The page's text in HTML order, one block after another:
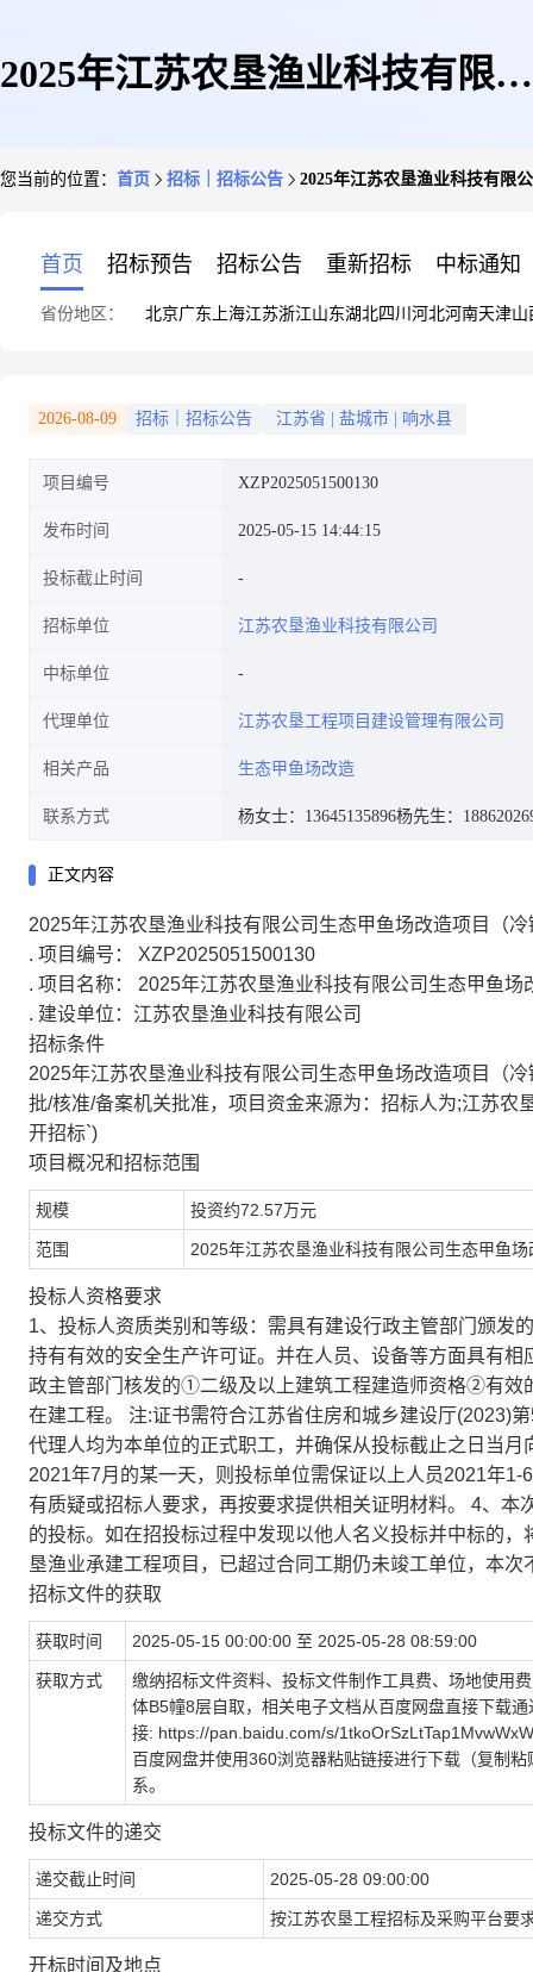
2025年江苏农垦渔业科技有限公
您当前的位置： 首页 招标｜招标公告 2025年江苏农垦渔业科技有限
首页 招标预告 招标公告 重新招标 中标通知
省份地区： 北京广东 上海江苏浙江山东湖北四川 河北河南天津山
2026-08-09 招标｜招标公告 江苏省 盐城市 响水县
项目编号 XZP2025051500130
发布时间 2025-05-15 14:44:15
投标截止时间
招标单位 江苏农垦渔业科技有限公司
中标单位
代理单位 江苏农垦工程项目建设管理有限公司
相关产品 生态甲鱼场改造
联系方式 杨女士：13645135896杨先生：
正文内容
2025年江苏农垦渔业科技有限公司生态甲鱼场改造项目（
. 项目编号： XZP2025051500130
. 项目名称： 2025年江苏农垦渔业科技有限公司生态甲鱼场
. 建设单位：江苏农垦渔业科技有限公司
招标条件
2025年江苏农垦渔业科技有限公司生态甲鱼场改造项目（
批/核准/备案机关批准，项目资金来源为：招标人为;江苏
开招标`)
项目概况和招标范围
规模 投资约72.57万元
范围 2025年江苏农垦渔业科技有限公司生态甲鱼
投标人资格要求
1、投标人资质类别和等级：需具有建设行政主管部门颁发
持有有效的安全生产许可证。并在人员、设备等方面具有
政主管部门核发的①二级及以上建筑工程建造师资格②有效
在建工程。 注:证书需符合江苏省住房和城乡建设厅(2023)
代理人均为本单位的正式职工，并确保从投标截止之日当
2021年7月的某一天，则投标单位需保证以上人员2021年
有质疑或招标人要求，再按要求提供相关证明材料。 4、
的投标。如在招投标过程中发现以他人名义投标并中标的
垦渔业承建工程项目，已超过合同工期仍未竣工单位，本次
招标文件的获取
获取时间 2025-05-15 00:00:00 至 2025-05-28 08:59:00
获取方式
缴纳招标文件资料、投标文件制作工具费、场地使用
体B5幢8层自取，相关电子文档从百度网盘直接下载
接: https://pan.baidu.com/s/
百度网盘并使用360浏览器粘贴链接进行下载（复制
系。
投标文件的递交
递交截止时间 2025-05-28 09:00:00
递交方式 按江苏农垦工程招标及采购平台要
开标时间及地点